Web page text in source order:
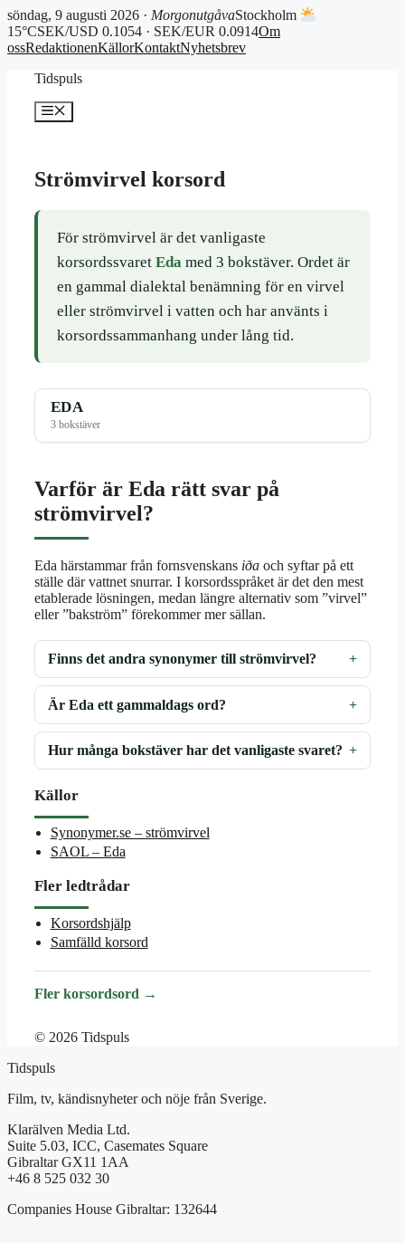
söndag, 9 augusti 2026 · MorgonutgåvaStockholm
15°CSEK/USD 0.1054 · SEK/EUR 0.0914Om
ossRedaktionenKällorKontaktNyhetsbrev
Tidspuls
Meny
Strömvirvel korsord
För strömvirvel är det vanligaste
korsordssvaret Edamed 3 bokstäver. Ordet är
en gammal dialektal benämning för en virvel
eller strömvirvel i vatten och har använts i
korsordssammanhang under lång tid.
EDA
3 bokstäver
Varför är Eda rätt svar på
strömvirvel?
Eda härstammar från fornsvenskans iða och syftar på ett
ställe där vattnet snurrar. I korsordsspråket är det den mest
etablerade lösningen, medan längre alternativ som ”virvel”
eller ”bakström” förekommer mer sällan.
Finns det andra synonymer till strömvirvel?
Är Eda ett gammaldags ord?
Hur många bokstäver har det vanligaste svaret?
Källor
Synonymer.se – strömvirvel
SAOL – Eda
Fler ledtrådar
Korsordshjälp
Samfälld korsord
Fler korsordsord →
© 2026 Tidspuls
Tidspuls
Film, tv, kändisnyheter och nöje från Sverige.
Klarälven Media Ltd.
Suite 5.03, ICC, Casemates Square
Gibraltar GX11 1AA
+46 8 525 032 30
Companies House Gibraltar: 132644